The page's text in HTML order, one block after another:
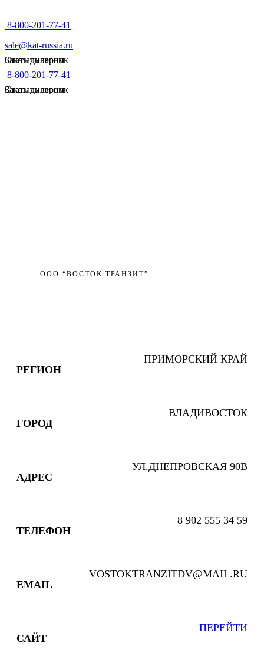
8-800-201-77-41
sale@kat-russia.ru
Стать дилером
Заказать звонок
8-800-201-77-41
Стать дилером
Заказать звонок
ООО “ВОСТОК ТРАНЗИТ”
РЕГИОН
ПРИМОРСКИЙ КРАЙ
ГОРОД
ВЛАДИВОСТОК
АДРЕС
УЛ.ДНЕПРОВСКАЯ 90В
ТЕЛЕФОН
8 902 555 34 59
EMAIL
VOSTOKTRANZITDV@MAIL.RU
САЙТ
ПЕРЕЙТИ